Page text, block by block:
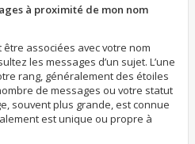
à proximité de mon nom
associées avec votre nom
les messages d’un sujet. L’une
rang, généralement des étoiles
de messages ou votre statut
souvent plus grande, est connue
est unique ou propre à